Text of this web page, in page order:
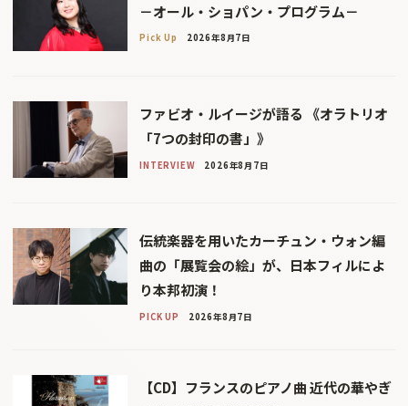
－オール・ショパン・プログラム－
Pick Up 2026年8月7日
ファビオ・ルイージが語る 《オラトリオ
「7つの封印の書」》
INTERVIEW 2026年8月7日
伝統楽器を用いたカーチュン・ウォン編
曲の「展覧会の絵」が、日本フィルによ
り本邦初演！
PICK UP 2026年8月7日
【CD】フランスのピアノ曲 近代の華やぎ